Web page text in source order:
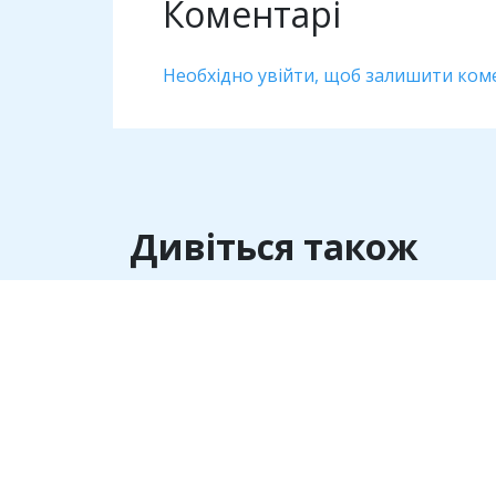
Коментарі
Необхідно увійти, щоб залишити
Дивіться також